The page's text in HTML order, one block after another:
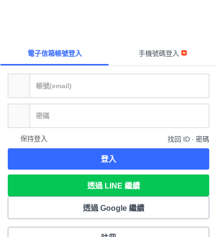
電子信箱帳號登入 手機號碼登入
保持登入 找回 ID ∙ 密碼
登入
透過 LINE 繼續
透過 Google 繼續